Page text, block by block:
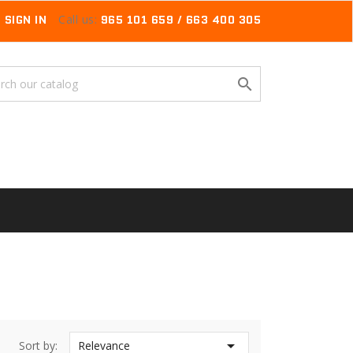
SIGN IN Call us: 965 101 659 / 663 400 305

Sort by: Relevance 